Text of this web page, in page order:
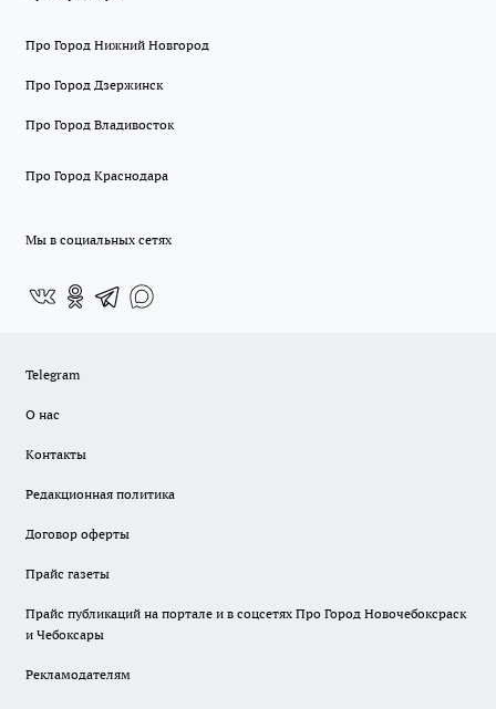
Про Город Нижний Новгород
Про Город Дзержинск
Про Город Владивосток
Про Город Краснодара
Мы в социальных сетях
Telegram
О нас
Контакты
Редакционная политика
Договор оферты
Прайс газеты
Прайс публикаций на портале и в соцсетях Про Город Новочебоксраск
и Чебоксары
Рекламодателям